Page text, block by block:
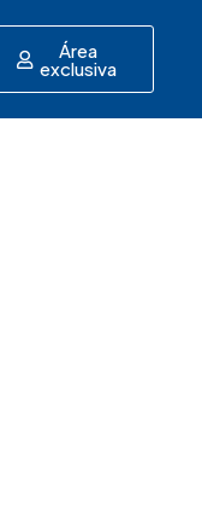
Área
exclusiva